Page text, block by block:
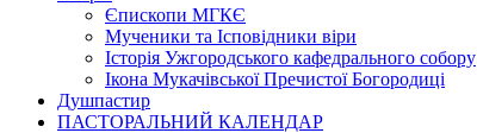
Єпископи МГКЄ
Мученики та Ісповідники віри
Історія Ужгородського кафедрального собору
Ікона Мукачівської Пречистої Богородиці
Душпастир
ПАСТОРАЛЬНИЙ КАЛЕНДАР